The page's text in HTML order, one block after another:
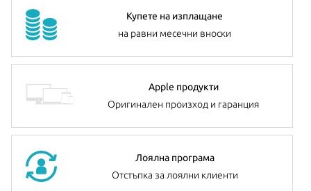
Купете на изплащане
на равни месечни вноски
Apple продукти
Оригинален произход и гаранция
Лоялна програма
Отстъпка за лоялни клиенти